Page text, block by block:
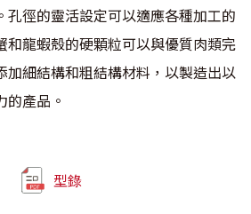
孔徑的靈活設定可以適應各種加工的
和龍蝦殼的硬顆粒可以與優質肉類完
加細結構和粗結構材料，以製造出以
的產品。
型錄